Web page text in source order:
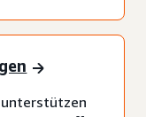
unterstützen